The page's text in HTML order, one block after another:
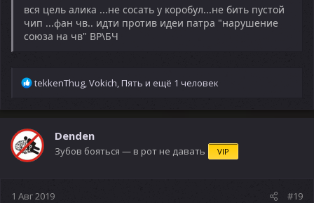
вся цель алика ...не сосать у коробул...не бить пустой
чип ...фан чв.. идти против идеи патра "нарушение
союза на чв" ВР\БЧ
Р
а
ц
и
и
tekkenThug,Vokich,Пять и ещё 1 человек
Denden
Зубов бояться — в рот не давать VIP
1 Авг 2019 #19